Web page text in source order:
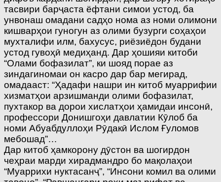
тасвири барҷаста ёфтани симои устод, ба
унвонаш омадани садҳо нома аз номи олимони
кишварҳои гуногун аз олими бузурги соҳаҳои
мухталифи илм, бахусус, риёзиёдон будани
устод гувоҳӣ медиҳанд. Дар ҳошияи китоби
“Олами бофазилат”, ки шояд порае аз
зиндагиномаи он касро дар бар мегирад,
омадааст: “Ҳадафи нашри ин китоб муаррифии
хизматҳои арзишманди олими бофазилат,
пухтакор ва дорои хислатҳои ҳамидаи инсонӣ,
профессори Донишгоҳи давлатии Кӯлоб ба
номи Абуабдуллоҳи Рӯдакӣ Ислом Ғуломов
мебошад”…
Дар китоб ҳамкорону дӯстон ва шогирдон
чеҳраи марди хирадмандро бо мақолаҳои
“Муаррихи нуктасанҷ”, “Инсони комил ва олими